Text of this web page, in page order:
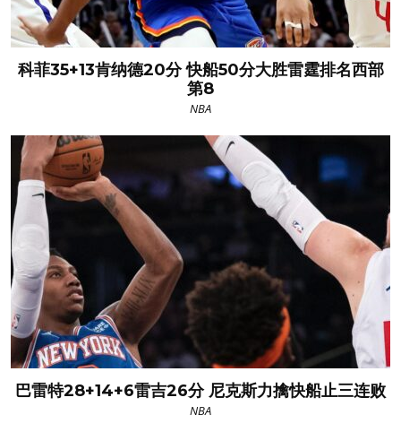
科菲35+13肯纳德20分 快船50分大胜雷霆排名西部
第8
NBA
巴雷特28+14+6雷吉26分 尼克斯力擒快船止三连败
NBA